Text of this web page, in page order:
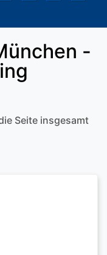
-
Seite insgesamt